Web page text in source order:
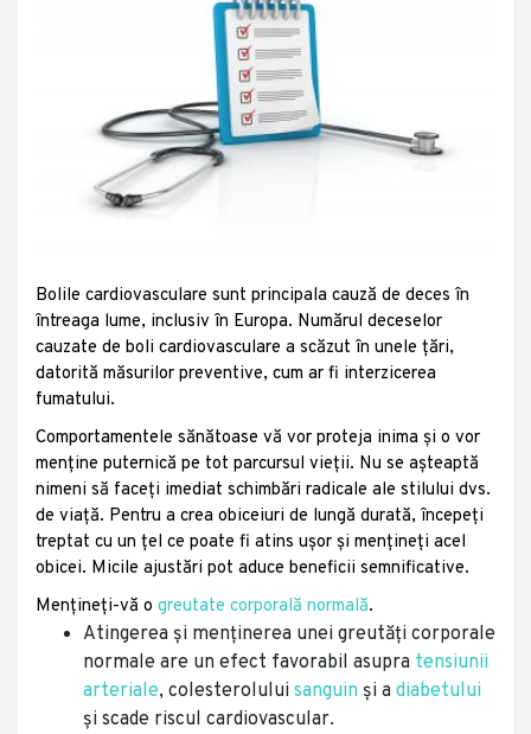
Bolile cardiovasculare sunt principala cauză de deces în
întreaga lume, inclusiv în Europa. Numărul deceselor
cauzate de boli cardiovasculare a scăzut în unele țări,
datorită măsurilor preventive, cum ar fi interzicerea
fumatului.
Comportamentele sănătoase vă vor proteja inima și o vor
menține puternică pe tot parcursul vieții. Nu se așteaptă
nimeni să faceți imediat schimbări radicale ale stilului dvs.
de viață. Pentru a crea obiceiuri de lungă durată, începeți
treptat cu un țel ce poate fi atins ușor și mențineți acel
obicei. Micile ajustări pot aduce beneficii semnificative.
Mențineți-vă o greutate corporală normală.
Atingerea și menținerea unei greutăți corporale
normale are un efect favorabil asupra tensiunii
arteriale, colesterolului sanguin și a diabetului
și scade riscul cardiovascular.